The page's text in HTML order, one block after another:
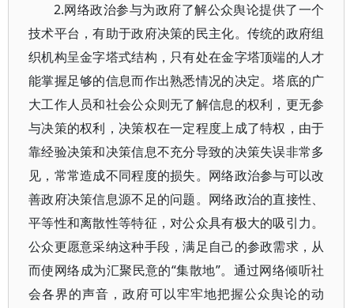
2.网络政治参与为政府了解公众舆论提供了一个
技术平台，有助于政府决策的民主化。传统的政府组
织机构呈金字塔式结构，只有处在金字塔顶端的人才
能掌握足够的信息而作出熟悉情况的决定。塔底的广
大工作人员和社会公众则无了解信息的权利，更无参
与决策的权利，决策权在一定程度上成了特权，由于
靠经验决策和决策信息不充分导致的决策失误非常多
见，常常造成不同程度的损失。网络政治参与可以改
善政府决策信息源不足的问题。网络政治的直接性、
平等性和离散性等特征，对公众具有极大的吸引力。
公众更愿意采纳这种手段，满足自己的参政需求，从
而使网络成为汇聚民意的“集散地”。通过网络倾听社
会各界的声音，政府可以牢牢地把握公众舆论的动